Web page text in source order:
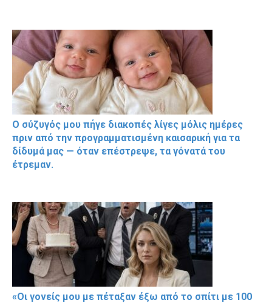
Ο σύζυγός μου πήγε διακοπές λίγες μόλις ημέρες
πριν από την προγραμματισμένη καισαρική για τα
δίδυμά μας — όταν επέστρεψε, τα γόνατά του
έτρεμαν.
«Οι γονείς μου με πέταξαν έξω από το σπίτι με 100